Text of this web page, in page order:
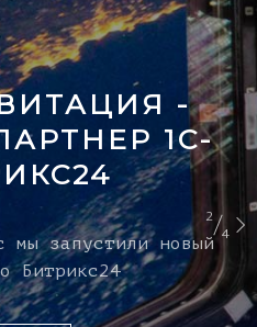
-
1С-
мы запустили новый
Битрикс24
2
4